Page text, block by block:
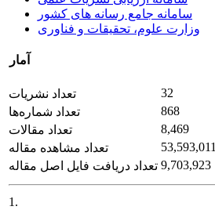
سامانه جامع رسانه های کشور
وزارت علوم، تحقیقات و فناوری
آمار
تعداد نشریات
32
تعداد شماره‌ها
868
تعداد مقالات
8,469
تعداد مشاهده مقاله
53,593,011
تعداد دریافت فایل اصل مقاله 9,703,923
1.